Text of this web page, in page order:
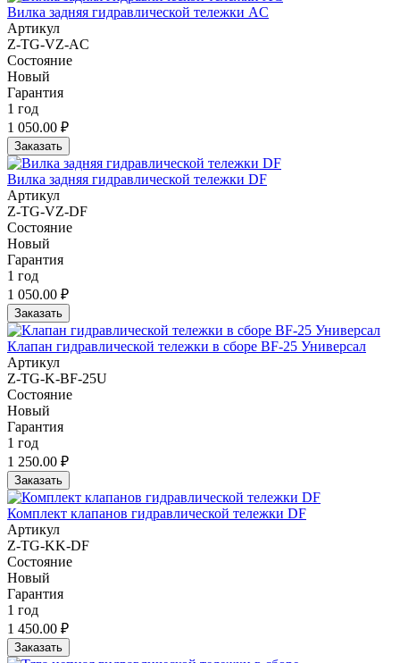
Вилка задняя гидравлической тележки AC
Артикул
Z-TG-VZ-AC
Состояние
Новый
Гарантия
1 год
1 050.00 ₽
Заказать
Вилка задняя гидравлической тележки DF
Артикул
Z-TG-VZ-DF
Состояние
Новый
Гарантия
1 год
1 050.00 ₽
Заказать
Клапан гидравлической тележки в сборе BF-25 Универсал
Артикул
Z-TG-K-BF-25U
Состояние
Новый
Гарантия
1 год
1 250.00 ₽
Заказать
Комплект клапанов гидравлической тележки DF
Артикул
Z-TG-KK-DF
Состояние
Новый
Гарантия
1 год
1 450.00 ₽
Заказать